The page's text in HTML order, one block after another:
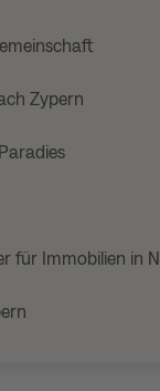
Zypern
für Immobilien in